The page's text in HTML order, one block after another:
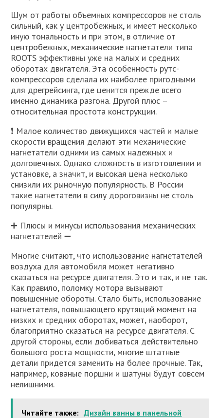
Шум от работы объемных компрессоров не столь
сильный, как у центробежных, и имеет несколько
иную тональность и при этом, в отличие от
центробежных, механические нагнетатели типа
ROOTS эффективны уже на малых и средних
оборотах двигателя. Эта особенность рутс-
компрессоров сделала их наиболее пригодными
для дрегрейсинга, где ценится прежде всего
именно динамика разгона. Другой плюс –
относительная простота конструкции.
❗ Малое количество движущихся частей и малые
скорости вращения делают эти механические
нагнетатели одними из самых надежных и
долговечных. Однако сложность в изготовлении и
установке, а значит, и высокая цена несколько
снизили их рыночную популярность. В России
такие нагнетатели в силу дороговизны не столь
популярны.
➕ Плюсы и минусы использования механических
нагнетателей ➖
Многие считают, что использование нагнетателей
воздуха для автомобиля может негативно
сказаться на ресурсе двигателя. Это и так, и не так.
Как правило, поломку мотора вызывают
повышенные обороты. Стало быть, использование
нагнетателя, повышающего крутящий момент на
низких и средних оборотах, может, наоборот,
благоприятно сказаться на ресурсе двигателя. С
другой стороны, если добиваться действительно
большого роста мощности, многие штатные
детали придется заменить на более прочные. Так,
например, кованые поршни и шатуны будут совсем
нелишними.
Читайте также: Дизайн ванны в панельной